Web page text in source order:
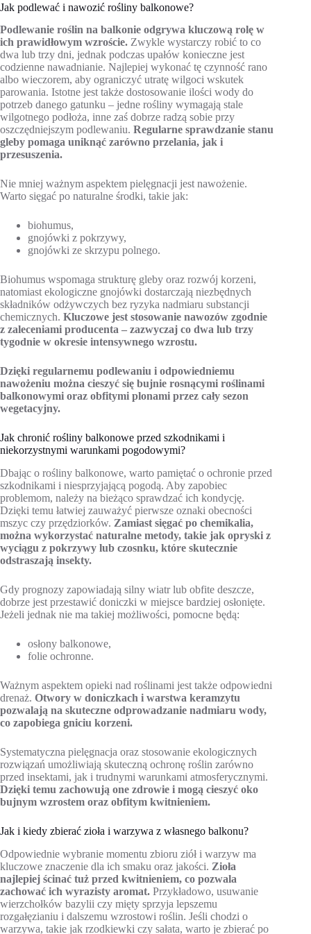
Jak podlewać i nawozić rośliny balkonowe?
Podlewanie roślin na balkonie odgrywa kluczową rolę w
ich prawidłowym wzroście. Zwykle wystarczy robić to co
dwa lub trzy dni, jednak podczas upałów konieczne jest
codzienne nawadnianie. Najlepiej wykonać tę czynność rano
albo wieczorem, aby ograniczyć utratę wilgoci wskutek
parowania. Istotne jest także dostosowanie ilości wody do
potrzeb danego gatunku – jedne rośliny wymagają stale
wilgotnego podłoża, inne zaś dobrze radzą sobie przy
oszczędniejszym podlewaniu. Regularne sprawdzanie stanu
gleby pomaga uniknąć zarówno przelania, jak i
przesuszenia.
Nie mniej ważnym aspektem pielęgnacji jest nawożenie.
Warto sięgać po naturalne środki, takie jak:
biohumus,
gnojówki z pokrzywy,
gnojówki ze skrzypu polnego.
Biohumus wspomaga strukturę gleby oraz rozwój korzeni,
natomiast ekologiczne gnojówki dostarczają niezbędnych
składników odżywczych bez ryzyka nadmiaru substancji
chemicznych. Kluczowe jest stosowanie nawozów zgodnie
z zaleceniami producenta – zazwyczaj co dwa lub trzy
tygodnie w okresie intensywnego wzrostu.
Dzięki regularnemu podlewaniu i odpowiedniemu
nawożeniu można cieszyć się bujnie rosnącymi roślinami
balkonowymi oraz obfitymi plonami przez cały sezon
wegetacyjny.
Jak chronić rośliny balkonowe przed szkodnikami i
niekorzystnymi warunkami pogodowymi?
Dbając o rośliny balkonowe, warto pamiętać o ochronie przed
szkodnikami i niesprzyjającą pogodą. Aby zapobiec
problemom, należy na bieżąco sprawdzać ich kondycję.
Dzięki temu łatwiej zauważyć pierwsze oznaki obecności
mszyc czy przędziorków. Zamiast sięgać po chemikalia,
można wykorzystać naturalne metody, takie jak opryski z
wyciągu z pokrzywy lub czosnku, które skutecznie
odstraszają insekty.
Gdy prognozy zapowiadają silny wiatr lub obfite deszcze,
dobrze jest przestawić doniczki w miejsce bardziej osłonięte.
Jeżeli jednak nie ma takiej możliwości, pomocne będą:
osłony balkonowe,
folie ochronne.
Ważnym aspektem opieki nad roślinami jest także odpowiedni
drenaż. Otwory w doniczkach i warstwa keramzytu
pozwalają na skuteczne odprowadzanie nadmiaru wody,
co zapobiega gniciu korzeni.
Systematyczna pielęgnacja oraz stosowanie ekologicznych
rozwiązań umożliwiają skuteczną ochronę roślin zarówno
przed insektami, jak i trudnymi warunkami atmosferycznymi.
Dzięki temu zachowują one zdrowie i mogą cieszyć oko
bujnym wzrostem oraz obfitym kwitnieniem.
Jak i kiedy zbierać zioła i warzywa z własnego balkonu?
Odpowiednie wybranie momentu zbioru ziół i warzyw ma
kluczowe znaczenie dla ich smaku oraz jakości. Zioła
najlepiej ścinać tuż przed kwitnieniem, co pozwala
zachować ich wyrazisty aromat. Przykładowo, usuwanie
wierzchołków bazylii czy mięty sprzyja lepszemu
rozgałęzianiu i dalszemu wzrostowi roślin. Jeśli chodzi o
warzywa, takie jak rzodkiewki czy sałata, warto je zbierać po